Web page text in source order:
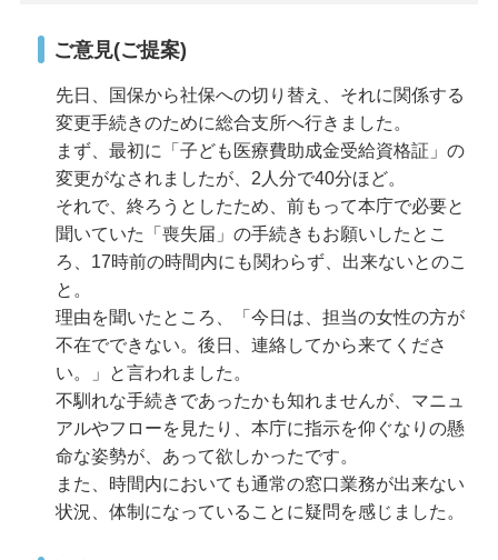
ご意見(ご提案)
先日、国保から社保への切り替え、それに関係する
変更手続きのために総合支所へ行きました。
まず、最初に「子ども医療費助成金受給資格証」の
変更がなされましたが、2人分で40分ほど。
それで、終ろうとしたため、前もって本庁で必要と
聞いていた「喪失届」の手続きもお願いしたとこ
ろ、17時前の時間内にも関わらず、出来ないとのこ
と。
理由を聞いたところ、「今日は、担当の女性の方が
不在でできない。後日、連絡してから来てくださ
い。」と言われました。
不馴れな手続きであったかも知れませんが、マニュ
アルやフローを見たり、本庁に指示を仰ぐなりの懸
命な姿勢が、あって欲しかったです。
また、時間内においても通常の窓口業務が出来ない
状況、体制になっていることに疑問を感じました。